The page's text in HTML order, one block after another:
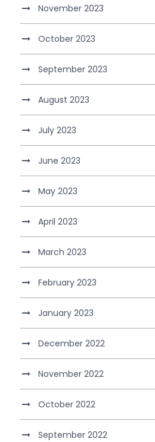
November 2023
October 2023
September 2023
August 2023
July 2023
June 2023
May 2023
April 2023
March 2023
February 2023
January 2023
December 2022
November 2022
October 2022
September 2022